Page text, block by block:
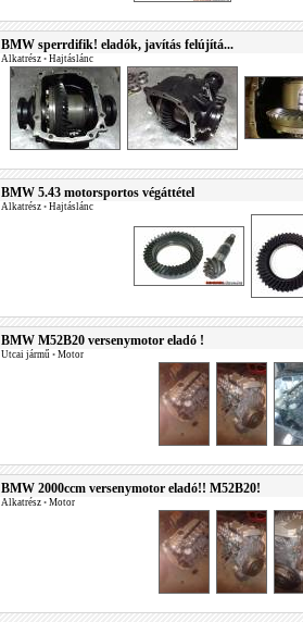
BMW sperrdifik! eladók, javítás felújítá...
Alkatrész • Hajtáslánc
BMW 5.43 motorsportos végáttétel
Alkatrész • Hajtáslánc
BMW M52B20 versenymotor eladó !
Utcai jármű • Motor
BMW 2000ccm versenymotor eladó!! M52B20!
Alkatrész • Motor